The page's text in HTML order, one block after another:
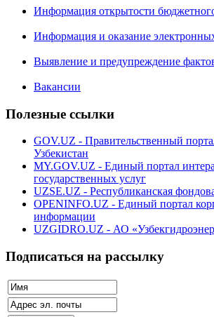
Информация открытости
Информация и оказание
Выявление и предупреждение
Вакансии
Полезные ссылки
GOV.UZ - Правительственный
Узбекистан
MY.GOV.UZ - Единый портал
государственных услуг
UZSE.UZ - Республиканская
OPENINFO.UZ - Единый портал
информации
UZGIDRO.UZ - АО
Подписаться на рассылку